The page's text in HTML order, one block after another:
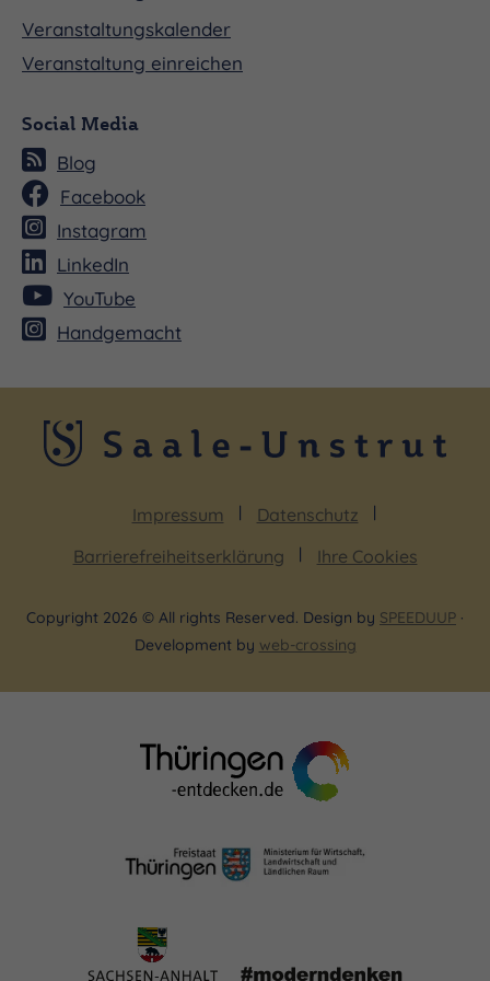
Veranstaltungskalender
Veranstaltung einreichen
Social Media
Blog
Facebook
Instagram
LinkedIn
YouTube
Handgemacht
Impressum
Datenschutz
Barrierefreiheitserklärung
Ihre Cookies
Copyright 2026 © All rights Reserved. Design by SPEEDUUP ·
Development by web-crossing